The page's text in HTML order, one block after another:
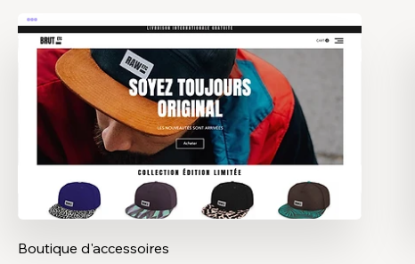
Boutique d'accessoires